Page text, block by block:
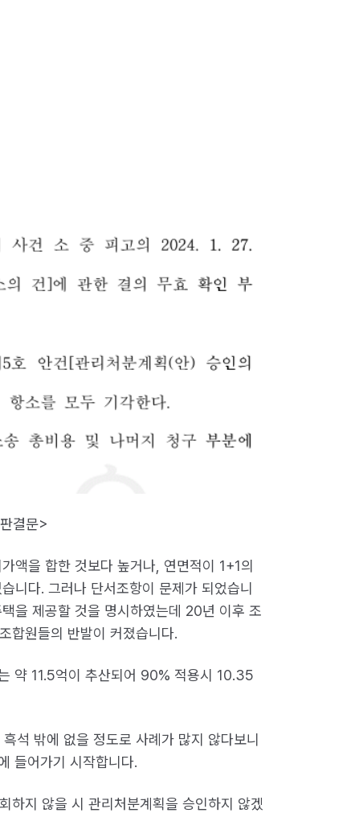
결문>
액을 합한 것보다 높거나, 연면적이 1+1의
니다. 그러나 단서조항이 문제가 되었습니
을 제공할 것을 명시하였는데 20년 이후 조
합원들의 반발이 커졌습니다.
약 11.5억이 추산되어 90% 적용시 10.35
석 밖에 없을 정도로 사례가 많지 않다보니
들어가기 시작합니다.
하지 않을 시 관리처분계획을 승인하지 않겠